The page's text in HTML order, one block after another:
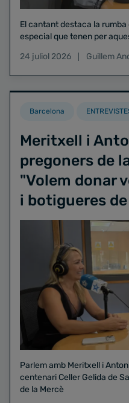
El cantant destaca la
especial que tenen per
24 juliol 2026
Guillem
Barcelona
Meritxell i
pregoners de
"Volem donar
i botigueres
Parlem amb Meritxell i
centenari Celler Gelida de Sants, que enguany faran el pregó
de la Mercè